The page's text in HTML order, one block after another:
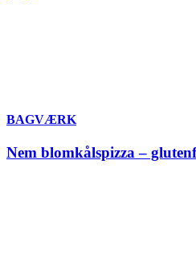
BAGVÆRK
Nem blomkålspizza –